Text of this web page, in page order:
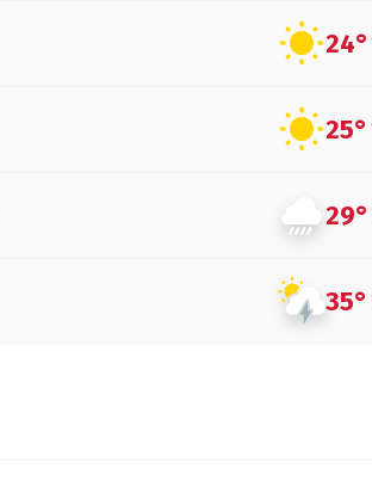
24°
25°
29°
35°